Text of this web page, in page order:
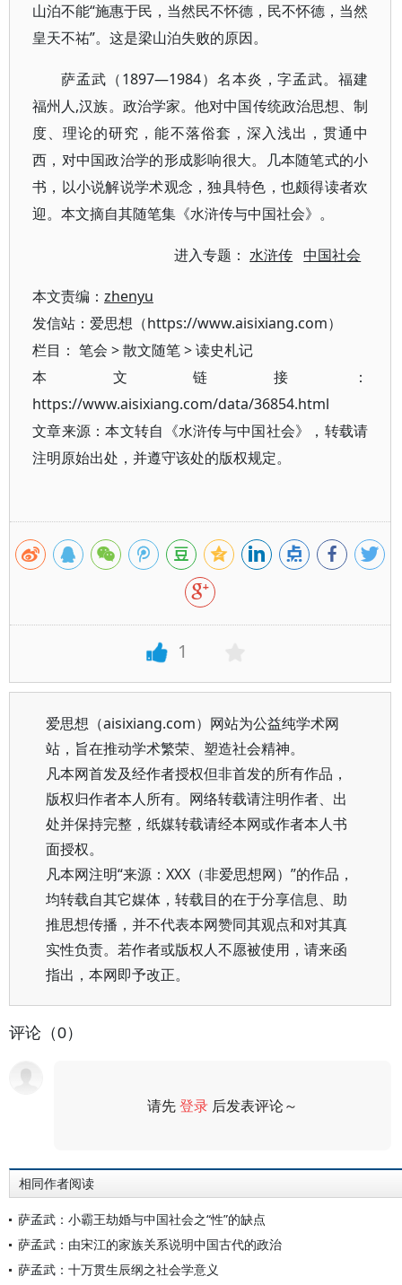
山泊不能“施惠于民，当然民不怀德，民不怀德，当然
皇天不祐”。这是梁山泊失败的原因。
萨孟武（1897—1984）名本炎，字孟武。福建
福州人,汉族。政治学家。他对中国传统政治思想、制
度、理论的研究，能不落俗套，深入浅出，贯通中
西，对中国政治学的形成影响很大。几本随笔式的小
书，以小说解说学术观念，独具特色，也颇得读者欢
迎。本文摘自其随笔集《水浒传与中国社会》。
进入专题：水浒传 中国社会
本文责编： zhenyu
发信站：爱思想（https://www.aisixiang.com）
栏目： 笔会 >散文随笔>读史札记
本文链接：
https://www.aisixiang.com/data/36854.html
文章来源：本文转自《水浒传与中国社会》，转载请
注明原始出处，并遵守该处的版权规定。
1
爱思想（aisixiang.com）网站为公益纯学术网
站，旨在推动学术繁荣、塑造社会精神。
凡本网首发及经作者授权但非首发的所有作品，
版权归作者本人所有。网络转载请注明作者、出
处并保持完整，纸媒转载请经本网或作者本人书
面授权。
凡本网注明“来源：XXX（非爱思想网）”的作品，
均转载自其它媒体，转载目的在于分享信息、助
推思想传播，并不代表本网赞同其观点和对其真
实性负责。若作者或版权人不愿被使用，请来函
指出，本网即予改正。
评论（0）
请先登录 后发表评论～
相同作者阅读
萨孟武：小霸王劫婚与中国社会之“性”的缺点
萨孟武：由宋江的家族关系说明中国古代的政治
萨孟武：十万贯生辰纲之社会学意义